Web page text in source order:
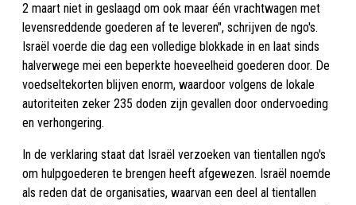
2 maart niet in geslaagd om ook maar één vrachtwagen met
levensreddende goederen af te leveren", schrijven de ngo's.
Israël voerde die dag een volledige blokkade in en laat sinds
halverwege mei een beperkte hoeveelheid goederen door. De
voedseltekorten blijven enorm, waardoor volgens de lokale
autoriteiten zeker 235 doden zijn gevallen door ondervoeding
en verhongering.
In de verklaring staat dat Israël verzoeken van tientallen ngo's
om hulpgoederen te brengen heeft afgewezen. Israël noemde
als reden dat de organisaties, waarvan een deel al tientallen